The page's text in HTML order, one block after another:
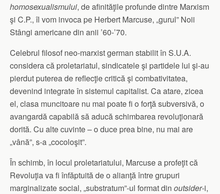
homosexualismului, de afinităţile profunde dintre Marxism
şi C.P., îl vom invoca pe Herbert Marcuse, „gurul” Noii
Stângi americane din anii ’60-’70.
Celebrul filosof neo-marxist german stabilit în S.U.A.
considera că proletariatul, sindicatele şi partidele lui şi-au
pierdut puterea de reflecţie critică şi combativitatea,
devenind integrate în sistemul capitalist. Ca atare, zicea
el, clasa muncitoare nu mai poate fi o forţă subversivă, o
avangardă capabilă să aducă schimbarea revoluţionară
dorită. Cu alte cuvinte – o duce prea bine, nu mai are
„vână”, s-a „cocoloşit”.
În schimb, în locul proletariatului, Marcuse a profeţit că
Revoluţia va fi înfăptuită de o alianţă între grupuri
marginalizate social, „substratum”-ul format din outsider-i,